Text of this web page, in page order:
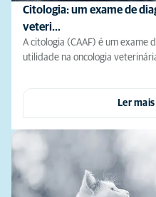
Citologia: um exame de
veteri…
A citologia (CAAF) é um exame
utilidade na oncologia
Ler